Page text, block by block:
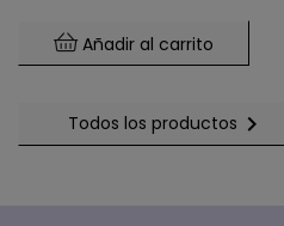
Añadir al carrito
Todos los productos 